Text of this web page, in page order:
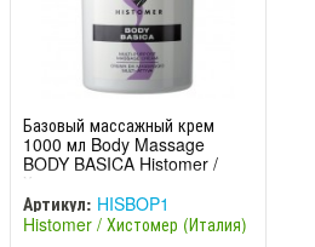
Базовый массажный крем
1000 мл Body Massage
BODY BASICA Histomer /
Хистомер
Артикул: HISBOP1
Histomer / Хистомер (Италия)